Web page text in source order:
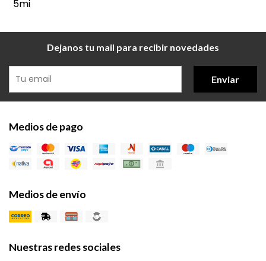
5mi
Dejanos tu mail para recibir novedades
Enviar
Medios de pago
Medios de envío
Nuestras redes sociales